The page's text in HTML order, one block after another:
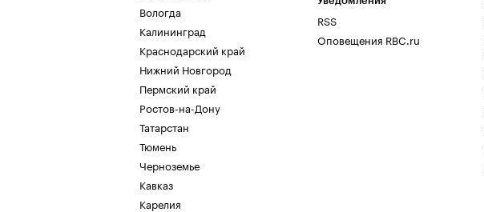
Вологда
Калининград
Краснодарский край
Нижний Новгород
Пермский край
Ростов-на-Дону
Татарстан
Тюмень
Черноземье
Кавказ
Карелия
RSS
Оповещения RBC.ru